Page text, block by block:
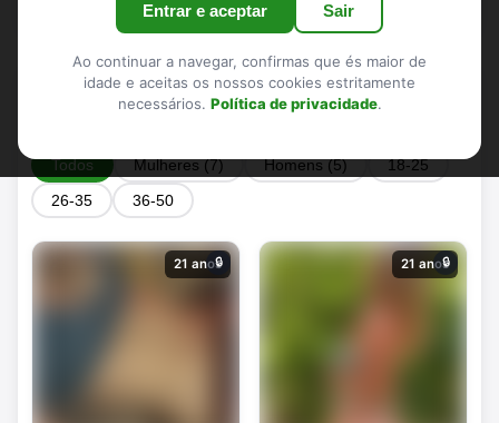
Entrar e aceptar Sair
Ao continuar a navegar, confirmas que és maior de
idade e aceitas os nossos cookies estritamente
necessários. Política de privacidade.
Perfis em Valongo
Todos Mulheres (7) Homens (5)
18-25
26-35
36-50
21 anos
🔒 21 anos
🔒